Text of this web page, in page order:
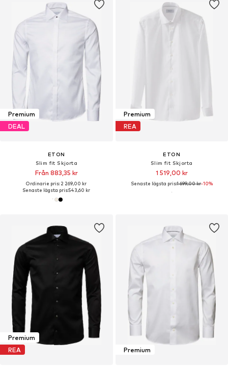
Premium
DEAL
ETON
Slim fit Skjorta
Från 883,35 kr
Ordinarie pris: 2 269,00 kr
Senaste lägsta pris:543,60 kr
Premium
REA
ETON
Slim fit Skjorta
1 519,00 kr
Senaste lägsta pris:1 699,00 kr-10%
Premium
REA
Premium